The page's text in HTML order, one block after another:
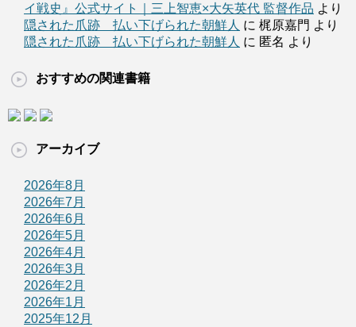
イ戦史』公式サイト｜三上智恵×大矢英代 監督作品 より
隠された爪跡 払い下げられた朝鮮人 に 梶原嘉門 より
隠された爪跡 払い下げられた朝鮮人 に 匿名 より
おすすめの関連書籍
アーカイブ
2026年8月
2026年7月
2026年6月
2026年5月
2026年4月
2026年3月
2026年2月
2026年1月
2025年12月